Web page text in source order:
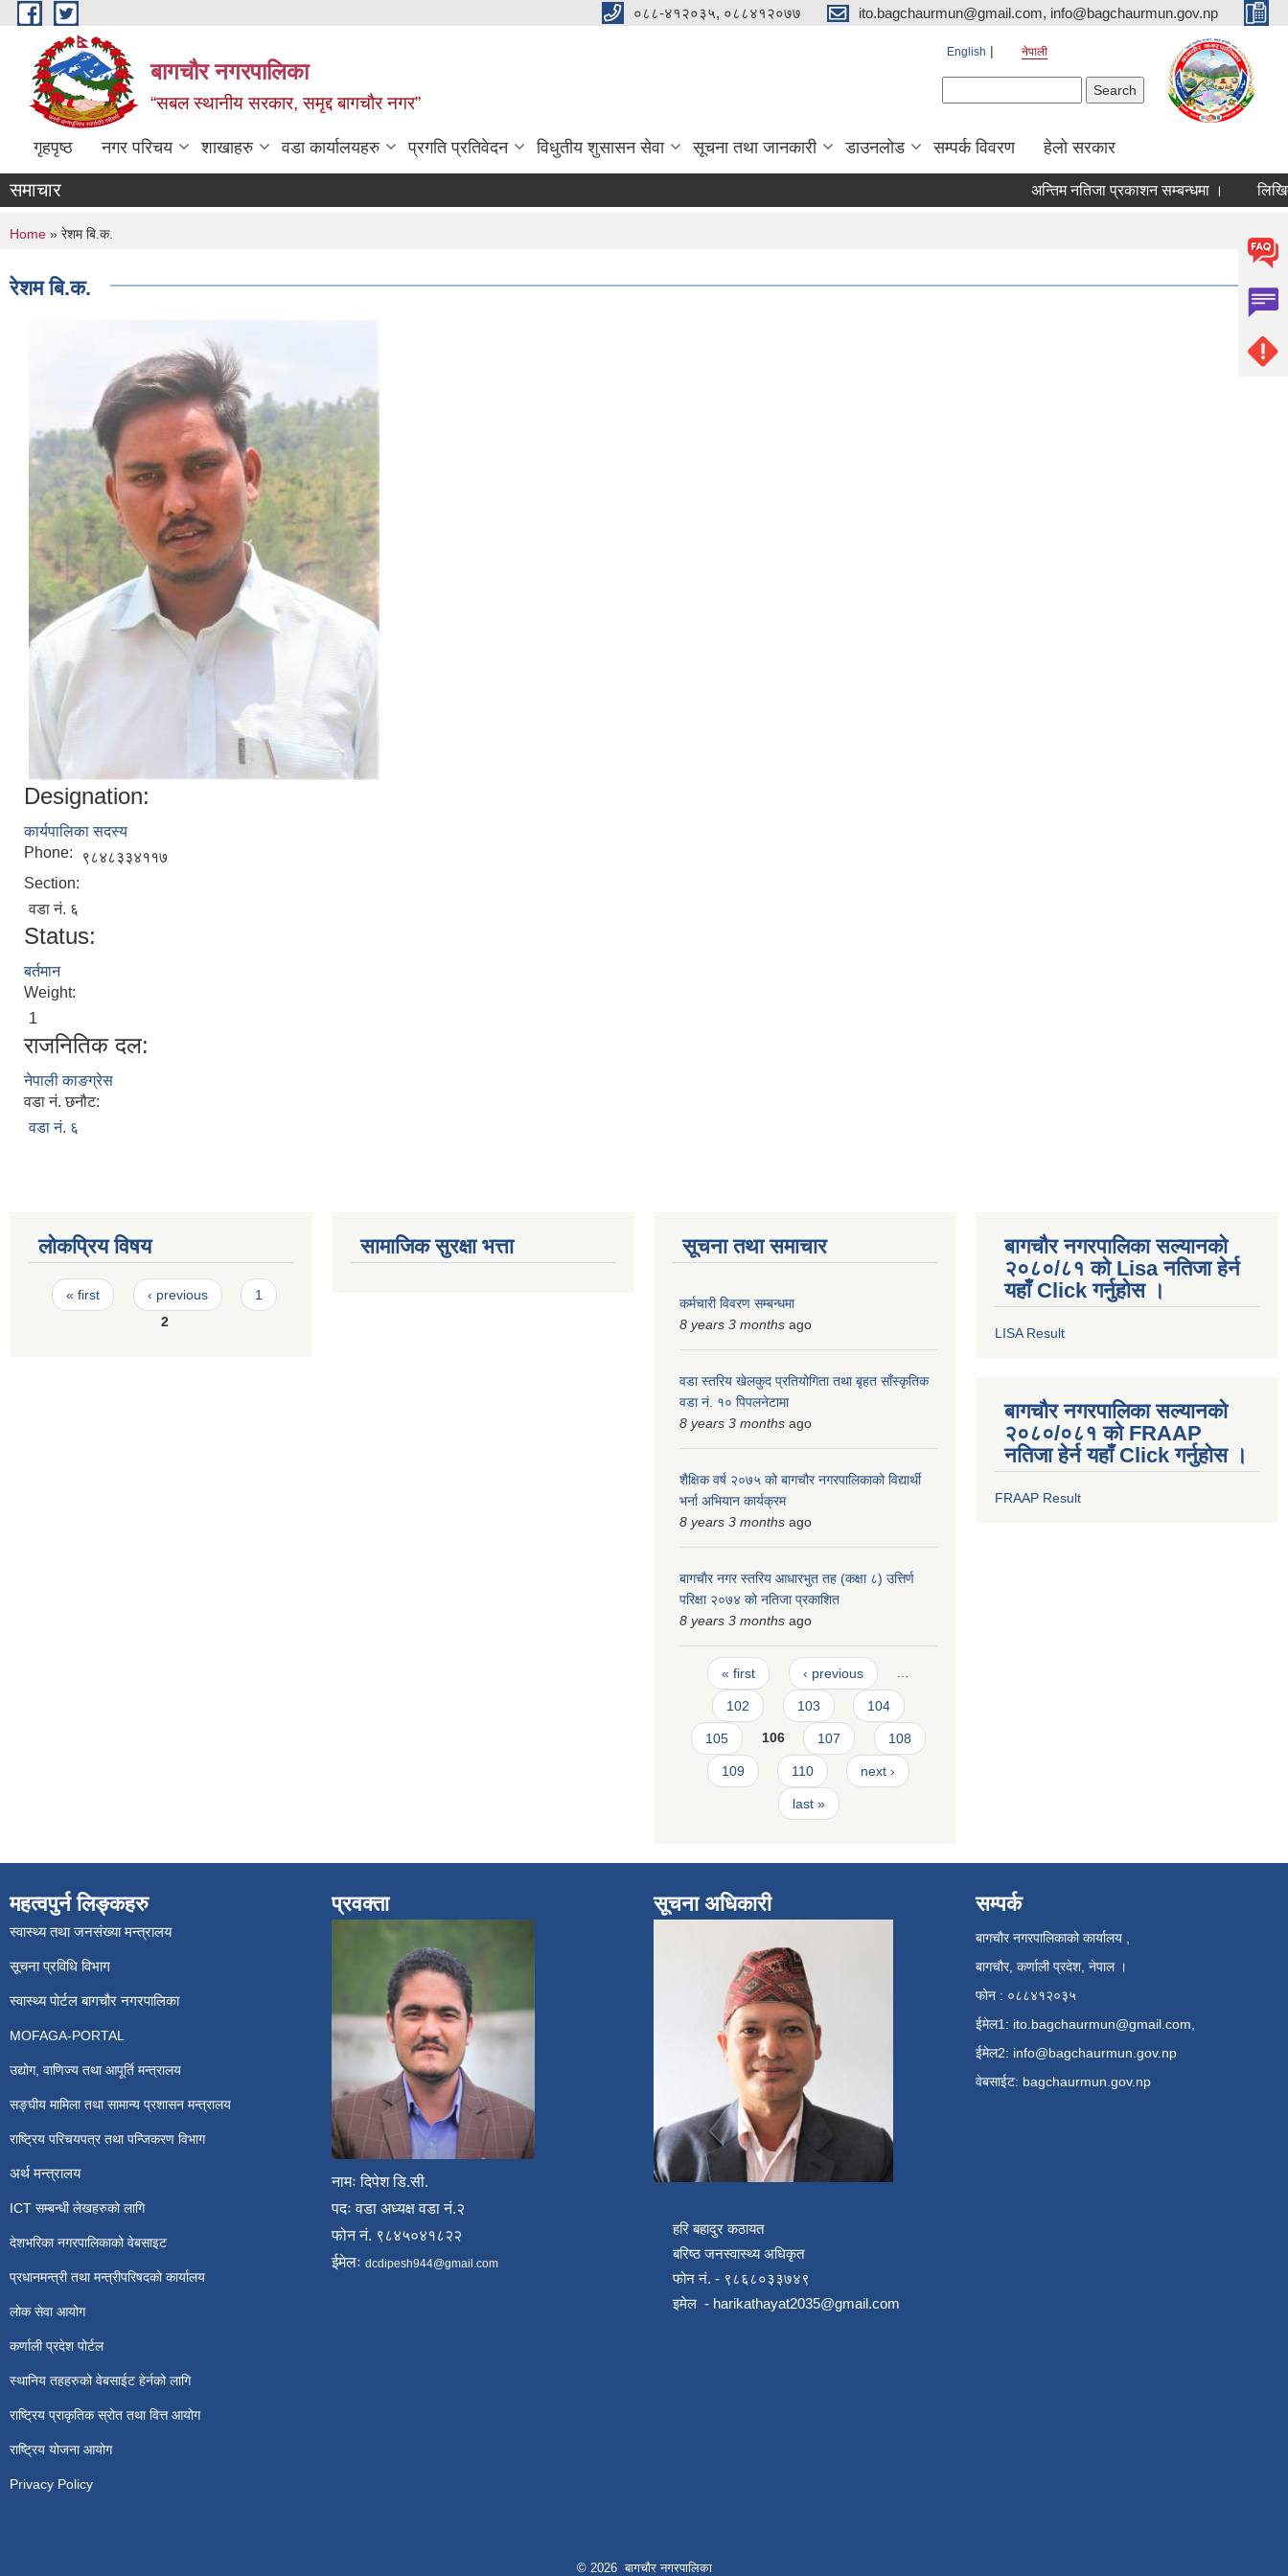
Skip to main content ०८८-४१२०३५, ०८८४१२०७७ ito.bagchaurmun@gmail.com, info@bagchaurmun.gov.np
बागचौर नगरपालिका
“सबल स्थानीय सरकार, समृद्द बागचौर नगर”
English नेपाली
गृहपृष्ठ नगर परिचय शाखाहरु वडा ‍कार्यालयहरु प्रगति प्रतिवेदन विधुतीय शुसासन सेवा सूचना तथा जानकारी डाउनलोड सम्पर्क विवरण हेलो सरकार
समाचार अन्तिम नतिजा प्रकाशन सम्बन्धमा । लिखित
You are here
Home » रेशम बि.क.
रेशम बि.क.
Designation:
कार्यपालिका सदस्य
Phone:
९८४८३३४११७
Section:
वडा नं. ६
Status:
बर्तमान
Weight:
1
राजनितिक दल:
नेपाली काङग्रेस
वडा नं. छनौट:
वडा नं. ६
लोकप्रिय विषय
Pages
« first ‹ previous
1
2
सामाजिक सुरक्षा भत्ता सूचना तथा समाचार
कर्मचारी विवरण सम्बन्धमा
8 years 3 months ago
वडा स्तरिय खेलकुद प्रतियोगिता तथा बृहत साँस्कृतिक
वडा नं. १० पिपलनेटामा
8 years 3 months ago
शैक्षिक वर्ष २०७५ को बागचौर नगरपालिकाको विद्यार्थी
भर्ना अभियान कार्यक्रम
8 years 3 months ago
बागचाैर नगर स्तरिय आधारभुत तह (कक्षा ८) उत्तिर्ण
परिक्षा २०७४ को नतिजा प्रकाशित
8 years 3 months ago
Pages
« first ‹ previous …
102 103 104
105 106 107 108
109 110 next ›
last »
बागचौर नगरपालिका सल्यानको
२०८०/८१ को Lisa नतिजा हेर्न
यहाँ Click गर्नुहोस ।
LISA Result
बागचौर नगरपालिका सल्यानको
२०८०/०८१ को FRAAP
नतिजा हेर्न यहाँ Click गर्नुहोस ।
FRAAP Result
महत्वपुर्न लिङ्कहरु
स्वास्थ्य तथा जनसंख्या मन्त्रालय
सूचना प्रविधि विभाग
स्वास्थ्य पोर्टल बागचौर नगरपालिका
MOFAGA-PORTAL
उद्योग, वाणिज्य तथा आपूर्ति मन्त्रालय
सङ्घीय मामिला तथा सामान्य प्रशासन मन्त्रालय
राष्ट्रिय परिचयपत्र तथा पन्जिकरण विभाग
अर्थ मन्त्रालय
ICT सम्बन्धी लेखहरुको लागि
देशभरिका नगरपालिकाको वेबसाइट
प्रधानमन्त्री तथा मन्त्रीपरिषदको कार्यालय
लोक सेवा आयोग
कर्णाली प्रदेश पोर्टल
स्थानिय तहहरुको वेबसाईट हेर्नको लागि
राष्ट्रिय प्राकृतिक स्रोत तथा वित्त आयोग
राष्ट्रिय योजना आयोग
Privacy Policy
प्रवक्ता
नामः दिपेश डि.सी.
पदः वडा अध्यक्ष वडा नं.२
फोन नं. ९८४५०४१८२२
ईमेलः dcdipesh944@gmail.com
सूचना अधिकारी
हरि बहादुर कठायत
बरिष्ठ जनस्वास्थ्य अधिकृत
फोन नं. - ९८६८०३३७४९
इमेल - harikathayat2035@gmail.com
सम्पर्क
बागचौर नगरपालिकाको कार्यालय ,
बागचौर, कर्णाली प्रदेश, नेपाल ।
फोन : ०८८४१२०३५
ईमेल1: ito.bagchaurmun@gmail.com
ईमेल2: info@bagchaurmun.gov.np
वे‍बसाईट: bagchaurmun.gov.np
© 2026 बागचौर नगरपालिका